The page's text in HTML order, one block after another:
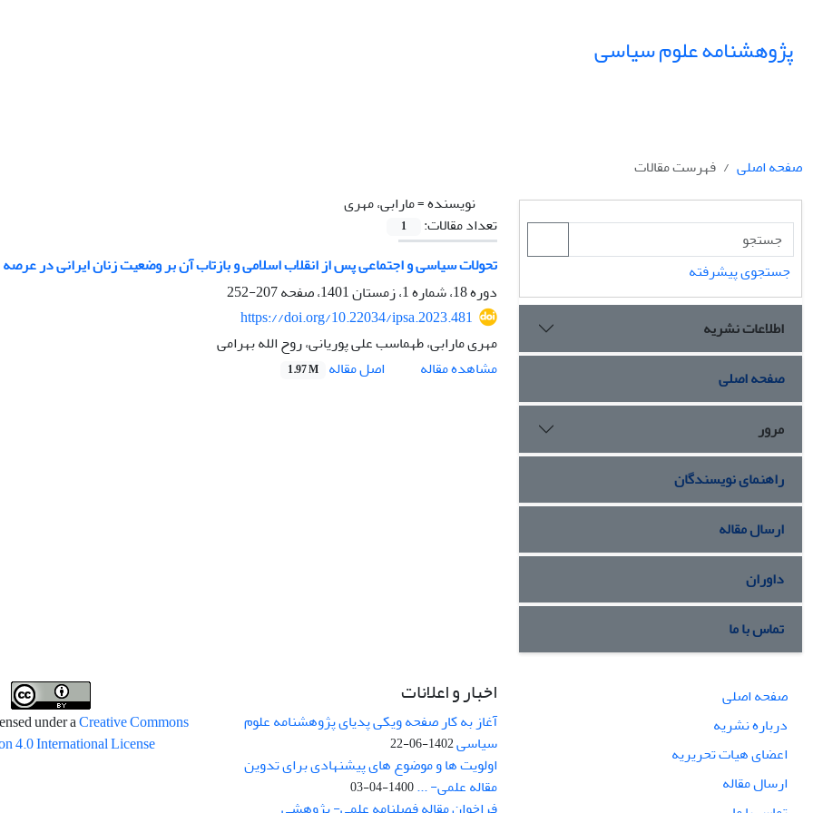
پژوهشنامه علوم سیاسی
صفحه اصلی
فهرست مقالات
نویسنده =مارابی، مهری
تعداد مقالات:
1
تحولات سیاسی و اجتماعی پس‌ از انقلاب اسلامی و بازتاب آن بر وضعیت زنان ایرانی در
دوره 18، شماره 1، زمستان 1401، صفحه
207-252
https://doi.org/10.22034/ipsa.2023.481
مهری مارابی، طهماسب علی پوریانی، روح الله بهرامی
مشاهده مقاله
اصل مقاله 1.97 M
جستجوی پیشرفته
اطلاعات نشریه
صفحه اصلی
مرور
راهنمای نویسندگان
ارسال مقاله
داوران
تماس با ما
صفحه اصلی
درباره نشریه
اعضای هیات تحریریه
ارسال مقاله
اخبار و اعلانات
آغاز به کار صفحه ویکی پدیای پژوهشنامه علوم
سیاسی1402-06-22
اولویت ها و موضوع های پیشنهادی برای تدوین
مقاله علمی- ...1400-04-03
under aCreative Commons
4.0 International License